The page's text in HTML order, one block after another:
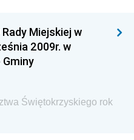
Spraw Zagranicznych
Biura
Patentowego
Miejskiej w
2009r. w
Świętokrzyskiego rok